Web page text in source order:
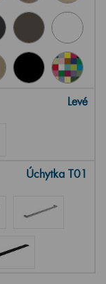
Levé
Úchytka T01